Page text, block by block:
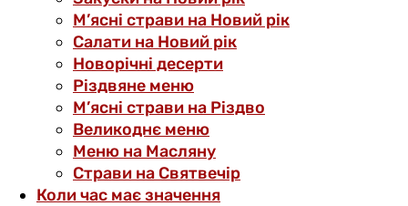
М’ясні страви на Новий рік
Салати на Новий рік
Новорічні десерти
Різдвяне меню
М’ясні страви на Різдво
Великоднє меню
Меню на Масляну
Страви на Святвечір
Коли час має значення